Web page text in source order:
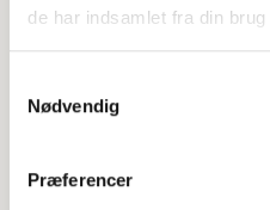
de har indsamlet fra din
Nødvendig
Præferencer